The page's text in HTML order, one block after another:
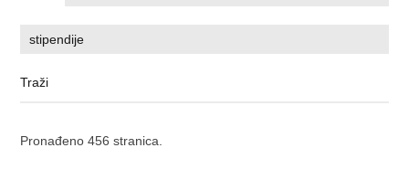
Pronađeno 456 stranica.